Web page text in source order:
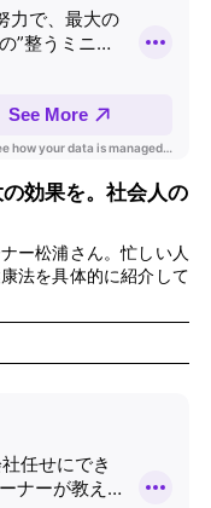
効果を。社会人の
ー松浦さん。忙しい人
法を具体的に紹介して